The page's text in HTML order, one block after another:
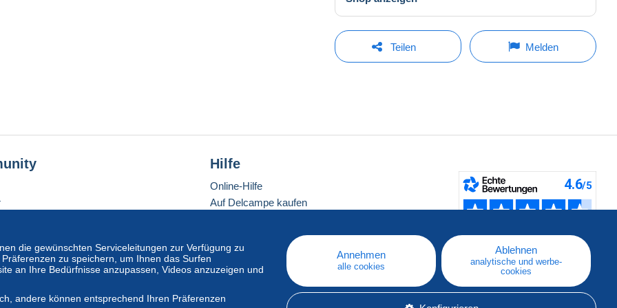
Teilen Melden
die gewünschten Serviceleitungen zur Verfügung zu
zu speichern, um Ihnen das Surfen
an Ihre Bedürfnisse anzupassen, Videos anzuzeigen und
andere können entsprechend Ihren Präferenzen
Annehmen
alle cookies
Ablehnen
analytische und werbe-
cookies
Hilfe
Online-Hilfe
Auf Delcampe kaufen
Eine sichere Website